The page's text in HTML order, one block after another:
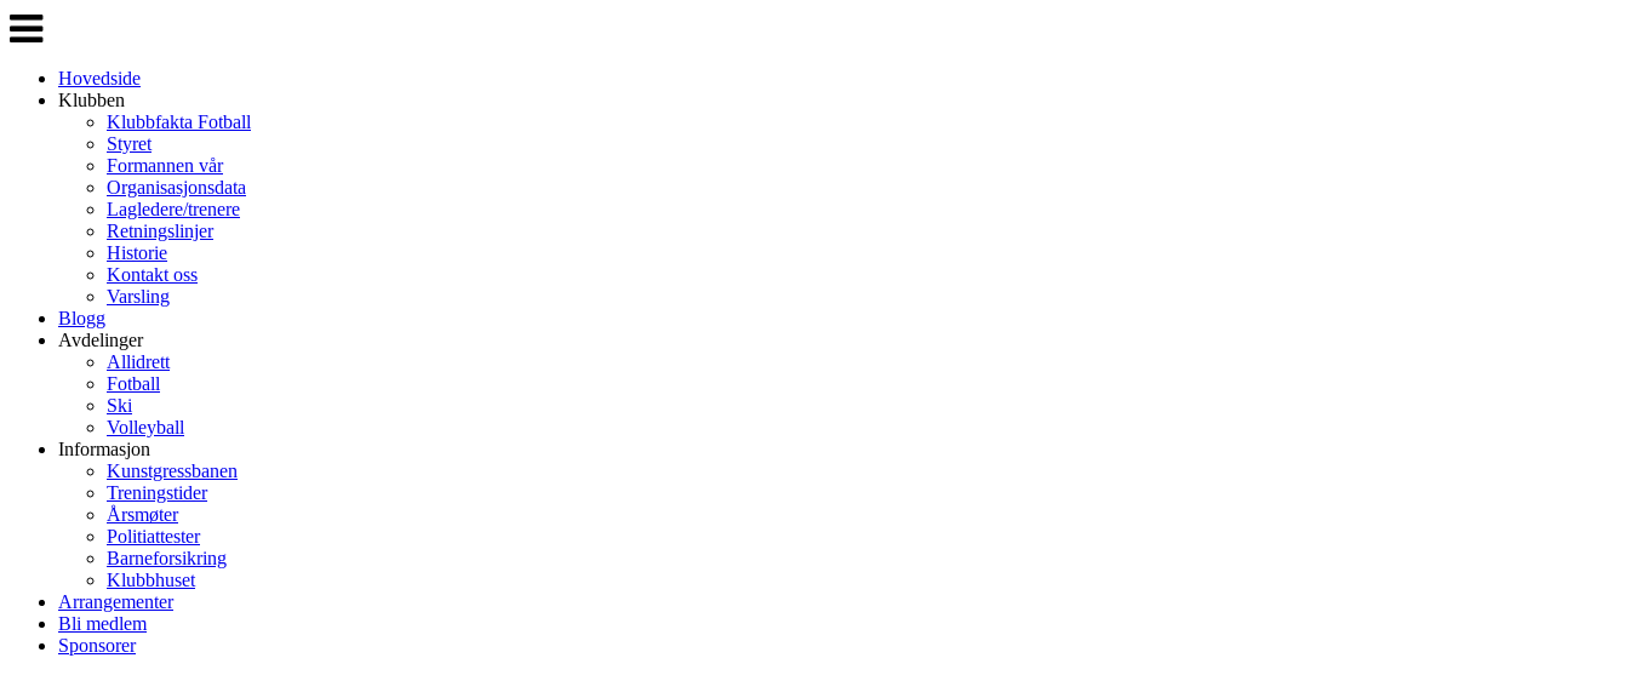
Veksle
navigasjon
Hovedside
Klubben
Klubbfakta Fotball
Styret
Formannen vår
Organisasjonsdata
Lagledere/trenere
Retningslinjer
Historie
Kontakt oss
Varsling
Blogg
Avdelinger
Allidrett
Fotball
Ski
Volleyball
Informasjon
Kunstgressbanen
Treningstider
Årsmøter
Politiattester
Barneforsikring
Klubbhuset
Arrangementer
Bli medlem
Sponsorer